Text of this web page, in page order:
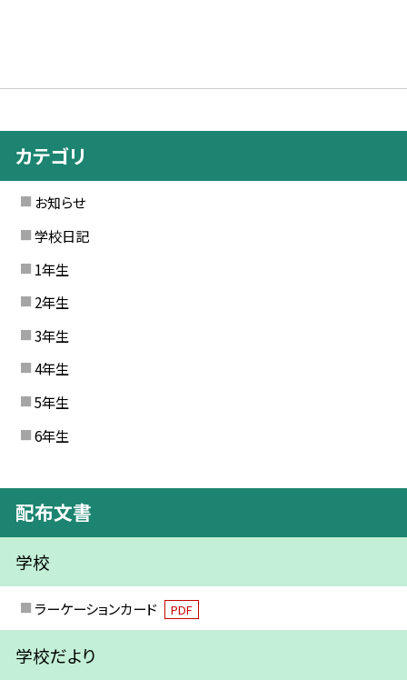
カテゴリ
お知らせ
学校日記
1年生
2年生
3年生
4年生
5年生
6年生
配布文書
学校
ラーケーションカード PDF
学校だより